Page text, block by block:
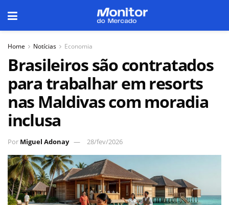
Home Notícias Economia
Brasileiros são contratados
para trabalhar em resorts
nas Maldivas com moradia
inclusa
Por Miguel Adonay 28/fev/2026